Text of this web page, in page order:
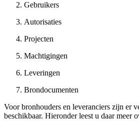
Gebruikers
Autorisaties
Projecten
Machtigingen
Leveringen
Brondocumenten
Voor bronhouders en leveranciers zijn er
beschikbaar. Hieronder leest u daar meer